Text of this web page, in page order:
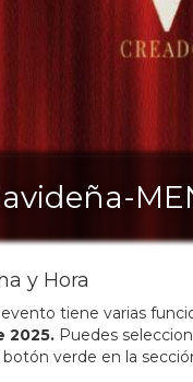
y Hora
evento tiene varias
2025.Puedes
botón verde en la